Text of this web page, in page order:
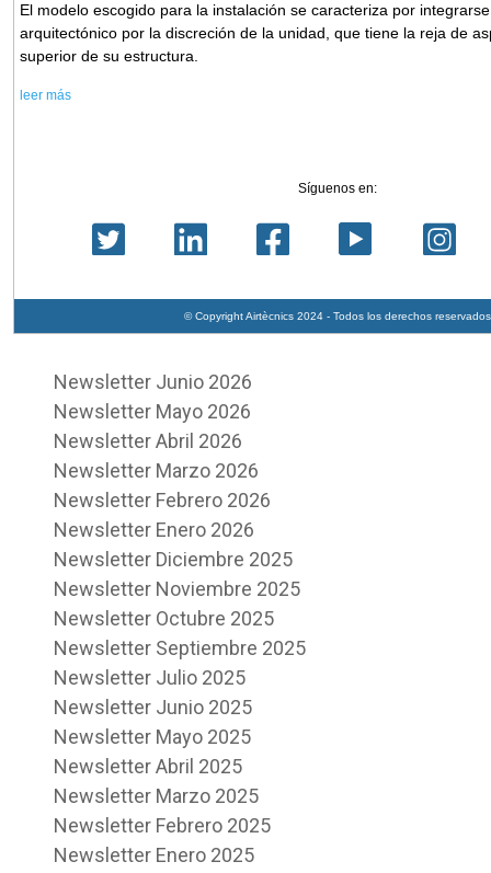
El modelo escogido para la instalación se caracteriza por
arquitectónico por la discreción de la unidad, que tiene la reja de
superior de su estructura.
leer más
Síguenos en:
© Copyright Airtècnics 2024 - Todos los derechos reservados
Newsletter Junio 2026
Newsletter Mayo 2026
Newsletter Abril 2026
Newsletter Marzo 2026
Newsletter Febrero 2026
Newsletter Enero 2026
Newsletter Diciembre 2025
Newsletter Noviembre 2025
Newsletter Octubre 2025
Newsletter Septiembre 2025
Newsletter Julio 2025
Newsletter Junio 2025
Newsletter Mayo 2025
Newsletter Abril 2025
Newsletter Marzo 2025
Newsletter Febrero 2025
Newsletter Enero 2025